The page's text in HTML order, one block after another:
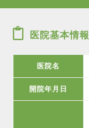
医院基本情報
医院名
開院年月日